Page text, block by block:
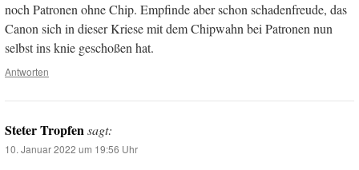
noch Patronen ohne Chip. Empfinde aber schon schadenfreude, das
Canon sich in dieser Kriese mit dem Chipwahn bei Patronen nun
selbst ins knie geschoßen hat.
Antworten
Steter Tropfensagt:
10. Januar 2022 um 19:56 Uhr